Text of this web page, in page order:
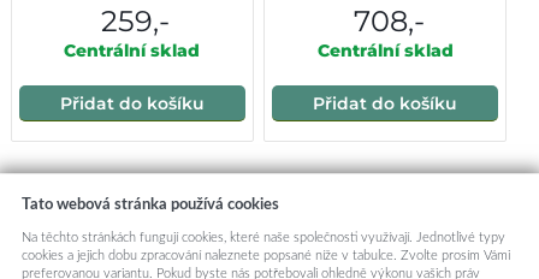
259,-
Centrální sklad
Přidat do košíku
708,-
Centrální sklad
Přidat do košíku
Mohlo by vás zajímat:
Tato webová stránka používá cookies
Na těchto stránkách fungují cookies, které naše společnosti využívají. Jednotlivé typy
cookies a jejich dobu zpracování naleznete popsané níže v tabulce. Zvolte prosím Vámi
preferovanou variantu. Pokud byste nás potřebovali ohledně výkonu vašich práv